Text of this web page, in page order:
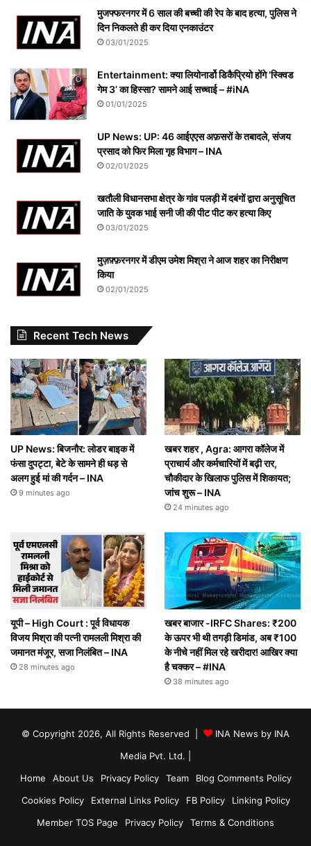
मुजफ्फरनगर में 6 साल की बच्ची की रेप के बाद हत्या, पुलिस ने
दिन निकलते ही कर दिया एनकाउंटर
03/01/2025
Entertainment: क्या लियोनार्डो डिकैप्रियो होंगे ‘स्क्विड
गेम 3’ का हिस्सा? सामने आई सच्चाई – #iNA
01/01/2025
UP News: UP: 46 आईएएस अफ़सरों के तबादले, संजय
प्रसाद को फिर मिला गृह विभाग – INA
02/01/2025
खतौली विधानसभा क्षेत्र के गांव पलड़ी में दबंगों द्वारा अनुसूचित
जाति के युवक भाई सनी जी की पीट पीट कर हत्या किए
03/01/2025
मुज़फ़्फ़रनगर में डीएम उमेश मिश्रा ने आज शहर का निरीक्षण
किया
02/01/2025
Recent Tech News
UP News: बिजनौर: लोडर बाइक में
फंसा दुपट्टा, बेटे के सामने ही धड़ से
अलग हुई मां की गर्दन – INA
9 minutes ago
खबर शहर , Agra: आगरा कॉलेज में
प्राचार्य और कर्मचारियों में बढ़ी रार,
चाैकीदार के खिलाफ पुलिस में शिकायत;
जांच शुरू – INA
24 minutes ago
यूपी – High Court : पूर्व विधायक
विजय मिश्रा की पत्नी रामलली मिश्रा की
जमानत मंजूर, सजा निलंबित – INA
28 minutes ago
खबर बाजार -IRFC Shares: ₹200
के ऊपर भी थी तगड़ी डिमांड, अब ₹100
के नीचे नहीं मिल रहे खरीदार! आखिर क्या
है चक्कर – #INA
38 minutes ago
© Copyright 2026, All Rights Reserved |
INA News by INA
Media Pvt. Ltd.
Home
About Us Privacy Policy Team
Blog Comments Policy
Cookies Policy
External Links Policy FB Policy
Linking Policy
Member TOS Page
Privacy Policy Terms & Conditions